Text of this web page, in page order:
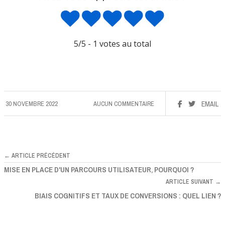
5/5 - 1 votes au total
30 NOVEMBRE 2022 EMAIL
AUCUN COMMENTAIRE
← ARTICLE PRÉCÉDENT
MISE EN PLACE D'UN PARCOURS UTILISATEUR, POURQUOI ?
ARTICLE SUIVANT →
BIAIS COGNITIFS ET TAUX DE CONVERSIONS : QUEL LIEN ?